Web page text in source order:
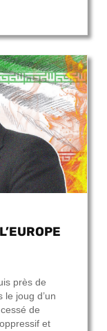
près de
joug d’un
de
et